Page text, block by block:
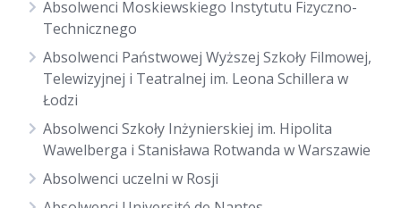
Absolwenci Moskiewskiego Instytutu Fizyczno-
Technicznego
Absolwenci Państwowej Wyższej Szkoły Filmowej,
Telewizyjnej i Teatralnej im. Leona Schillera w
Łodzi
Absolwenci Szkoły Inżynierskiej im. Hipolita
Wawelberga i Stanisława Rotwanda w Warszawie
Absolwenci uczelni w Rosji